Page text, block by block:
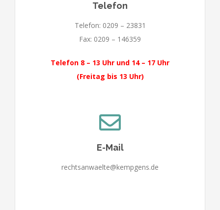
Telefon
Telefon: 0209 – 23831
Fax: 0209 – 146359
Telefon 8 – 13 Uhr und 14 – 17 Uhr
(Freitag bis 13 Uhr)
E-Mail
rechtsanwaelte@kempgens.de